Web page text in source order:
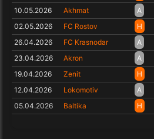
10.05.2026 Akhmat A
02.05.2026 FC Rostov H
26.04.2026 FC Krasnodar A
23.04.2026 Akron A
19.04.2026 Zenit H
12.04.2026 Lokomotiv A
05.04.2026 Baltika H